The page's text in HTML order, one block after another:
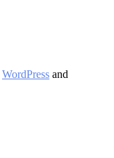
WordPress and